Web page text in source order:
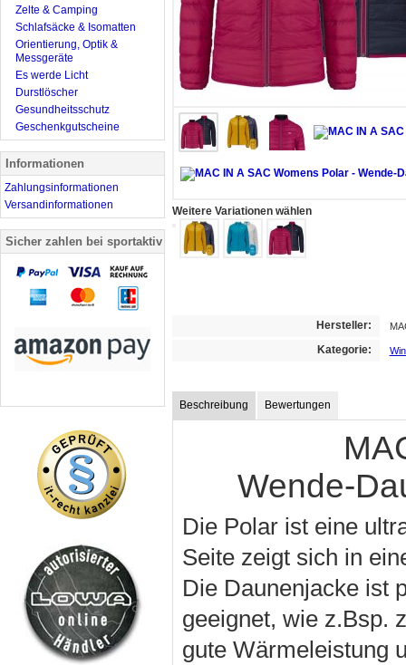
Weitere Variationen wählen
Hersteller:
Kategorie:
Beschreibung Bewertungen
Wende-
Die Polar ist eine
Seite zeigt sich in
Die Daunenjacke ist
geeignet, wie z.Bsp.
gute Wärmeleistung
Zelte & Camping
Schlafsäcke & Isomatten
Orientierung, Optik &
Messgeräte
Es werde Licht
Durstlöscher
Gesundheitsschutz
Geschenkgutscheine
Informationen
Zahlungsinformationen
Versandinformationen
Sicher zahlen bei sportaktiv